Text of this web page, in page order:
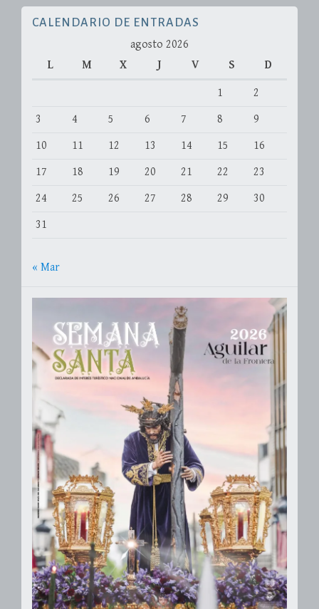
CALENDARIO DE ENTRADAS
agosto 2026
L
M X J V S D
1
2
3
4 5 6 7 8
9
10
11 12 13 14 15
16
17
18 19 20 21 22
23
24
25 26 27 28 29
30
31
« Mar